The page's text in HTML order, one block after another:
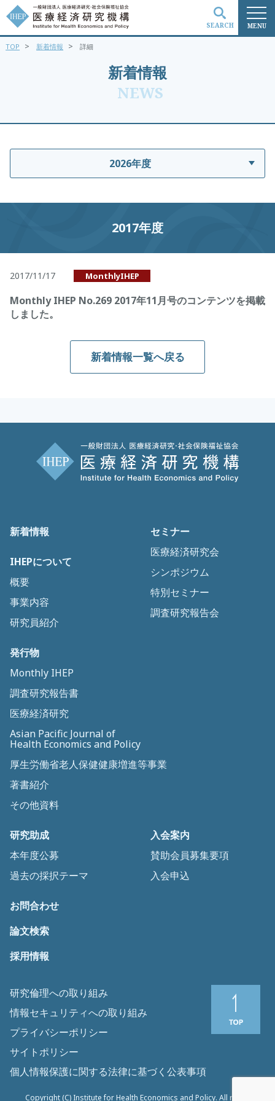
MENU
SEARCH
新着情報
NEWS
TOP > 新着情報 > 詳細
2026年度
2017年度
2017/11/17 MonthlyIHEP
Monthly IHEP No.269 2017年11月号のコンテンツを掲載
しました。
新着情報一覧へ戻る
新着情報
IHEPについて
概要
事業内容
研究員紹介
セミナー
医療経済研究会
シンポジウム
特別セミナー
調査研究報告会
発行物
Monthly IHEP
調査研究報告書
医療経済研究
Asian Pacific Journal of
Health Economics and Policy
厚生労働省老人保健健康増進等事業
著書紹介
その他資料
研究助成
本年度公募
過去の採択テーマ
入会案内
賛助会員募集要項
入会申込
お問合わせ
論文検索
採用情報
研究倫理への取り組み
情報セキュリティへの取り組み
プライバシーポリシー
サイトポリシー
個人情報保護に関する法律に基づく公表事項
Copyright (C) Institute for Health Economics and Policy. All rights